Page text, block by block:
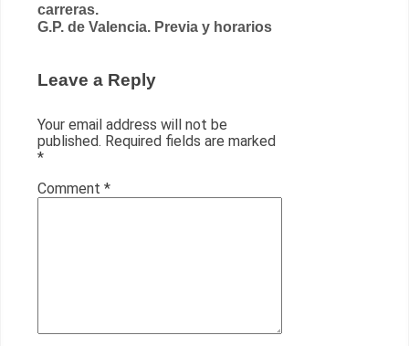
carreras.
G.P. de Valencia. Previa y horarios
Leave a Reply
Your email address will not be
published. Required fields are marked
*
Comment *